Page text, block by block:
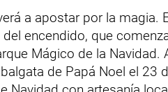
a apostar por la magia.
encendido, que
Mágico de la
de Papá Noel el 23